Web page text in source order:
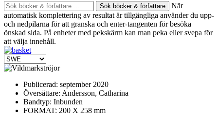
Sök
böcker
&
författare
efter:
När
automatisk komplettering av resultat är tillgängliga använder du upp-
och nedpilarna för att granska och enter-tangenten för besöka
önskad sida. På enheter med pekskärm kan man peka eller svepa för
att välja innehåll.
Publicerad: september 2020
Översättare: Andersson, Catharina
Bandtyp: Inbunden
FORMAT: 200 X 258 mm